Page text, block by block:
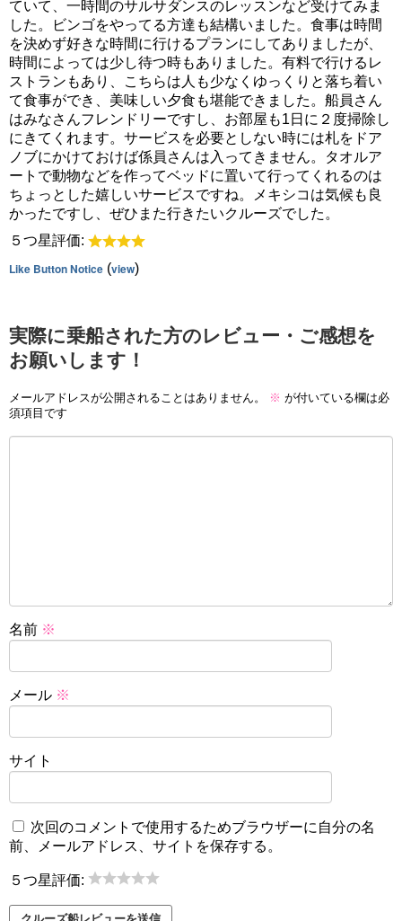
ていて、一時間のサルサダンスのレッスンなど受けてみま
した。ビンゴをやってる方達も結構いました。食事は時間
を決めず好きな時間に行けるプランにしてありましたが、
時間によっては少し待つ時もありました。有料で行けるレ
ストランもあり、こちらは人も少なくゆっくりと落ち着い
て食事ができ、美味しい夕食も堪能できました。船員さん
はみなさんフレンドリーですし、お部屋も1日に２度掃除し
にきてくれます。サービスを必要としない時には札をドア
ノブにかけておけば係員さんは入ってきません。タオルア
ートで動物などを作ってベッドに置いて行ってくれるのは
ちょっとした嬉しいサービスですね。メキシコは気候も良
かったですし、ぜひまた行きたいクルーズでした。
５つ星評価:
Like Button Notice (view)
実際に乗船された方のレビュー・ご感想を
お願いします！
メールアドレスが公開されることはありません。 ※ が付いている欄は必
須項目です
名前 ※
メール ※
サイト
次回のコメントで使用するためブラウザーに自分の名
前、メールアドレス、サイトを保存する。
５つ星評価: